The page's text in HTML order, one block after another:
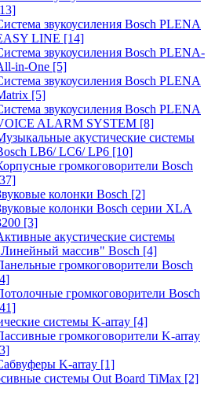
звукоусиления Bosch PLENA
LINE [14]
звукоусиления Bosch PLENA-
in-One [5]
звукоусиления Bosch PLENA
[5]
звукоусиления Bosch PLENA
ALARM SYSTEM [8]
акустические системы
LB6/ LC6/ LP6 [10]
громкоговорители Bosch
колонки Bosch [2]
колонки Bosch серии XLA
[3]
акустические системы
массив" Bosch [4]
громкоговорители Bosch
громкоговорители Bosch
системы K-array [4]
громкоговорители K-array
K-array [1]
системы Out Board TiMax [2]